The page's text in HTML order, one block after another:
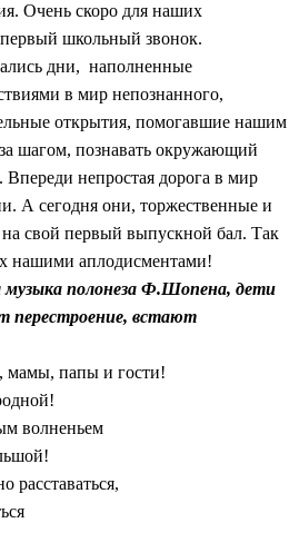
Очень скоро для наших
школьный звонок.
дни, наполненные
в мир непознанного,
открытия, помогавшие нашим
шагом, познавать окружающий
непростая дорога в мир
А сегодня они, торжественные и
свой первый выпускной бал. Так
нашими аплодисментами!
полонеза Ф.Шопена, дети
перестроение, встают
мамы, папы и гости!
волненьем
расставаться,